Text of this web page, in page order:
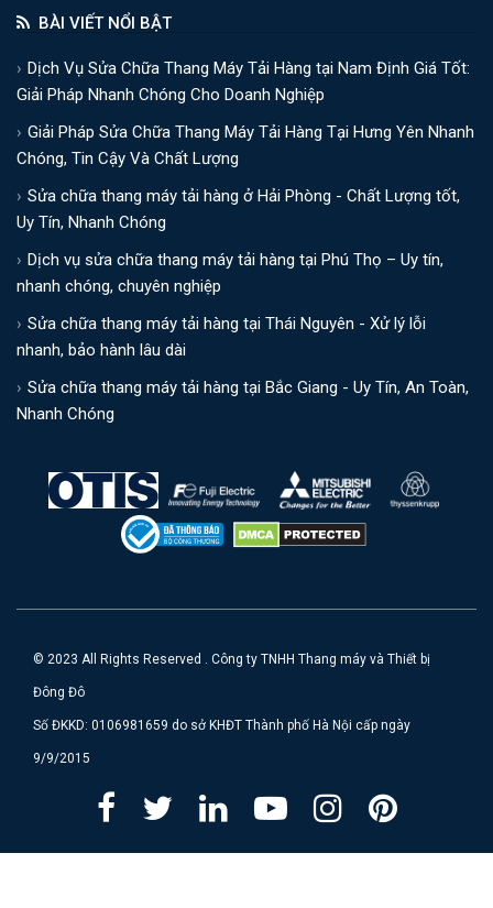
BÀI VIẾT NỔI BẬT
Dịch Vụ Sửa Chữa Thang Máy Tải Hàng tại Nam Định Giá Tốt:
Giải Pháp Nhanh Chóng Cho Doanh Nghiệp
Giải Pháp Sửa Chữa Thang Máy Tải Hàng Tại Hưng Yên Nhanh
Chóng, Tin Cậy Và Chất Lượng
Sửa chữa thang máy tải hàng ở Hải Phòng - Chất Lượng tốt,
Uy Tín, Nhanh Chóng
Dịch vụ sửa chữa thang máy tải hàng tại Phú Thọ – Uy tín,
nhanh chóng, chuyên nghiệp
Sửa chữa thang máy tải hàng tại Thái Nguyên - Xử lý lỗi
nhanh, bảo hành lâu dài
Sửa chữa thang máy tải hàng tại Bắc Giang - Uy Tín, An Toàn,
Nhanh Chóng
© 2023 All Rights Reserved . Công ty TNHH Thang máy và Thiết bị
Đông Đô
Số ĐKKD: 0106981659 do sở KHĐT Thành phố Hà Nội cấp ngày
9/9/2015